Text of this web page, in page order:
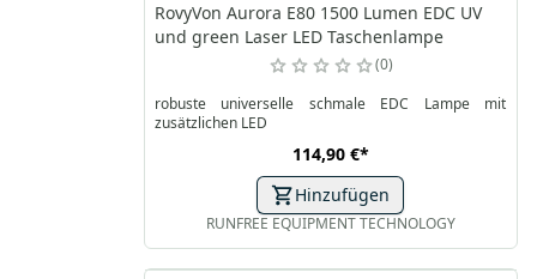
RovyVon Aurora E80 1500 Lumen EDC UV
und green Laser LED Taschenlampe
0
robuste universelle schmale EDC Lampe mit
zusätzlichen LED
114,90 €*
Hinzufügen
RUNFREE EQUIPMENT TECHNOLOGY